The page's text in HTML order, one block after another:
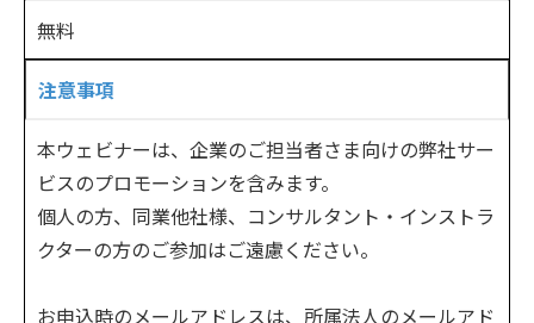
無料
注意事項
本ウェビナーは、企業のご担当者さま向けの弊社サー
ビスのプロモーションを含みます。
個人の方、同業他社様、コンサルタント・インストラ
クターの方のご参加はご遠慮ください。
お申込時のメールアドレスは、所属法人のメールアド